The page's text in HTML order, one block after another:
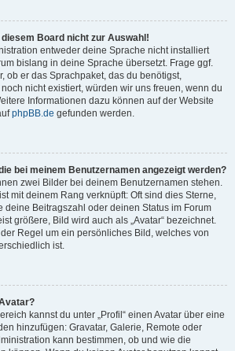
Board nicht zur Auswahl!
entweder deine Sprache nicht installiert
bislang in deine Sprache übersetzt. Frage ggf.
ob er das Sprachpaket, das du benötigst,
nicht existiert, würden wir uns freuen, wenn du
Informationen dazu können auf der Website
phpBB.de gefunden werden.
bei meinem Benutzernamen angezeigt werden?
zwei Bilder bei deinem Benutzernamen stehen.
mit deinem Rang verknüpft: Oft sind dies Sterne,
deine Beitragszahl oder deinen Status im Forum
größere, Bild wird auch als „Avatar“ bezeichnet.
Regel um ein persönliches Bild, welches von
ist.
kannst du unter „Profil“ einen Avatar über eine
hinzufügen: Gravatar, Galerie, Remote oder
kann bestimmen, ob und wie die